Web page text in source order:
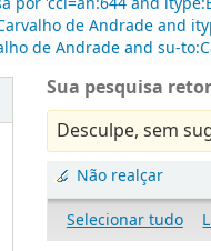
de Andrade and
de Andrade and su-
Sua pesquisa
Desculpe, sem
Não realçar
Selecionar tudo